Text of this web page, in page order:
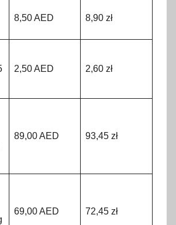
8,50 AED 8,90 zł
2,50 AED 2,60 zł
89,00 AED 93,45 zł
69,00 AED 72,45 zł